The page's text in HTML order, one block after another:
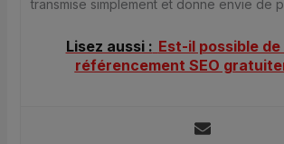
transmise simplement et donne envie de
Lisez aussi : Est-il possible
référencement SEO